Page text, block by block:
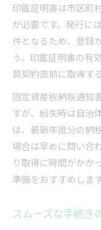
印鑑証明書は市区町
が必要です。発行に
件となるため、登録
う。印鑑証明書の有
買契約直前に取得す
固定資産税納税通知
すが、紛失時は自治
は、最新年度分の納
場合は早めに問い合
り取得に時間がかか
準備をおすすめします
スムーズな手続き